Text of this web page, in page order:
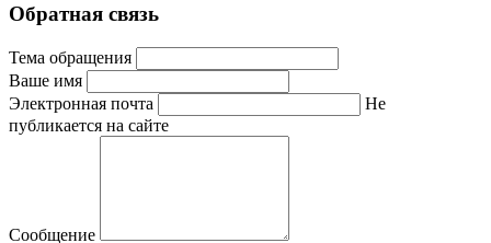
Обратная связь
Тема обращения
Ваше имя
Электронная почта
Не
публикается на сайте
Сообщение